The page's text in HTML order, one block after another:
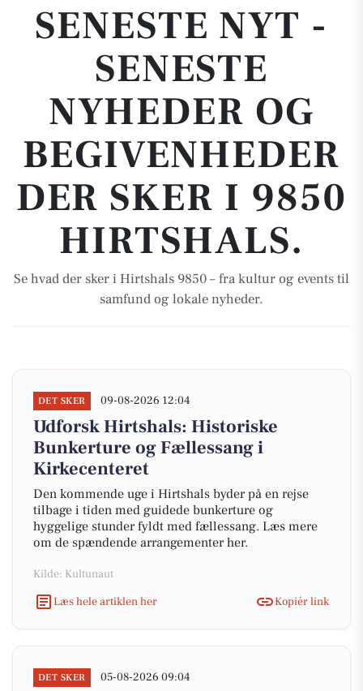
SENESTE NYT -
SENESTE
NYHEDER OG
BEGIVENHEDER
DER SKER I 9850
HIRTSHALS.
Se hvad der sker i Hirtshals 9850 – fra kultur og events til
samfund og lokale nyheder.
DET SKER 09-08-2026 12:04
Udforsk Hirtshals: Historiske
Bunkerture og Fællessang i
Kirkecenteret
Den kommende uge i Hirtshals byder på en rejse
tilbage i tiden med guidede bunkerture og
hyggelige stunder fyldt med fællessang. Læs mere
om de spændende arrangementer her.
Kilde: Kultunaut
Læs hele artiklen her
Kopiér link
DET SKER 05-08-2026 09:04